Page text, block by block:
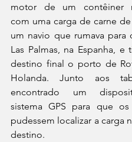
motor de um contêiner
com uma carga de carne
um navio que rumava
Las Palmas, na Espanha, e
destino final o porto de
Holanda. Junto aos
encontrado um
sistema GPS para que os
pudessem localizar a carga
destino.